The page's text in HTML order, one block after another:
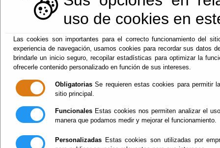
uso de cookies en
Las cookies son importantes para el correcto funcionamiento del
experiencia de navegación, usamos cookies para recordar sus datos
brindarle un inicio seguro, recopilar estadísticas para optimizar la
ofrecerle contenido personalizado en función de sus intereses.
Obligatorias Se requieren estas cookies para permitir
sitio principal.
Funcionales Estas cookies nos permiten analizar el
manera que podamos medir y mejorar el funcionamiento.
Personalizadas Estas cookies son utilizadas por
Inicio - Iniciativas Europeas
DIPALME_ Convocatoria Programa Empleaverde+
Vigente.